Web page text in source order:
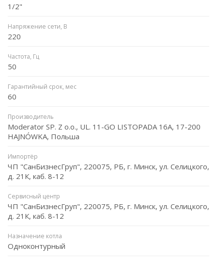
1/2"
Напряжение сети, В
220
Частота, Гц
50
Гарантийный срок, мес
60
Производитель
Moderator SP. Z o.o., UL. 11-GO LISTOPADA 16A, 17-200
HAJNÓWKA, Польша
Импортёр
ЧП "СанБизнесГруп", 220075, РБ, г. Минск, ул. Селицкого,
д. 21К, каб. 8-12
Сервисный центр
ЧП "СанБизнесГруп", 220075, РБ, г. Минск, ул. Селицкого,
д. 21К, каб. 8-12
Назначение котла
Одноконтурный